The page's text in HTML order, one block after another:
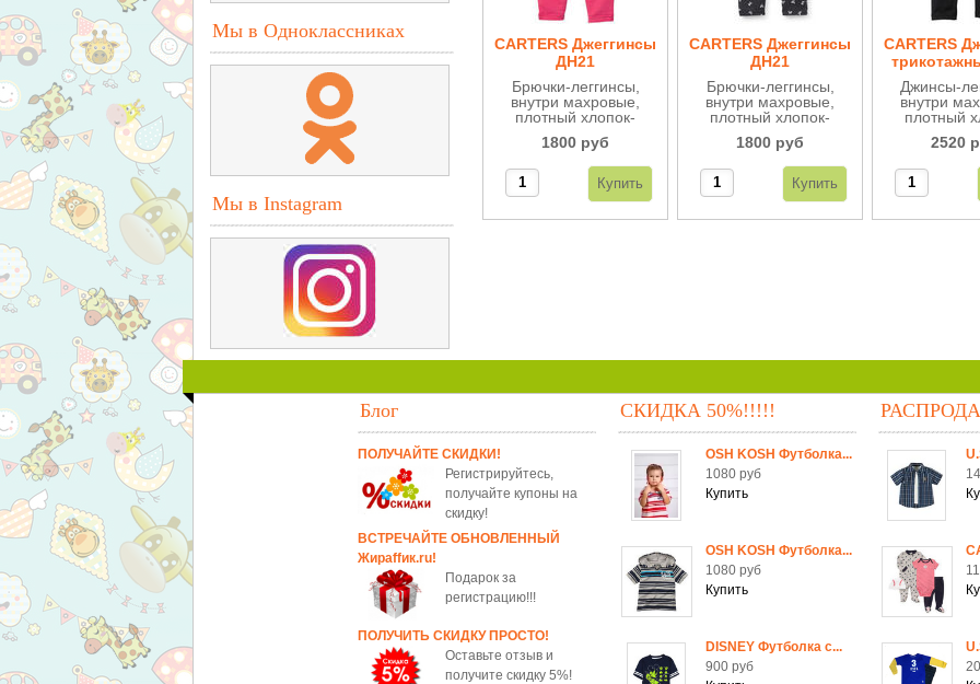
Мы в Одноклассниках
Мы в Instagram
CARTERS Джеггинсы
ДН21
Брючки-леггинсы,
внутри махровые,
плотный хлопок-
удобные, сверху на
мягкой широкой
резинке.
1800 руб
CARTERS Джеггинсы
ДН21
Брючки-леггинсы,
внутри махровые,
плотный хлопок-
"бантики", очень
удобные, сверху на
мягкой широкой
резинке.
1800 руб
CARTERS
Джинсы-
внутри
плотный
удобные,
мягкой
резинке с
джинсовой
2520
Блог
ПОЛУЧАЙТЕ СКИДКИ!
Регистрируйтесь,
получайте купоны на
скидку!
ВСТРЕЧАЙТЕ ОБНОВЛЕННЫЙ
Жираffик.ru!
Подарок за
регистрацию!!!
ПОЛУЧИТЬ СКИДКУ ПРОСТО!
Оставьте отзыв и
получите скидку 5%!
СКИДКА 50%!!!!!
OSH KOSH Футболка...
1080 руб
OSH KOSH Футболка...
1080 руб
DISNEY Футболка c...
900 руб